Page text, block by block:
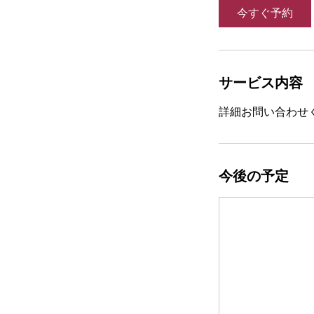
今すぐ予約
サービス内容
詳細お問い合わせ
今後の予定